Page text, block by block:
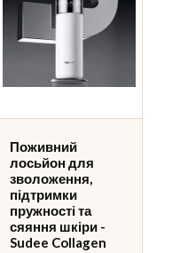
Поживний
лосьйон для
зволоження,
підтримки
пружності та
сяяння шкіри -
Sudee Collagen